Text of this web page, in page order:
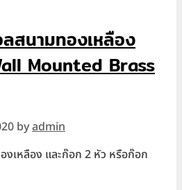
สนามทองเหลือง
Mounted Brass
byadmin
เหลือง และก๊อก 2 หัว หรือก๊อก